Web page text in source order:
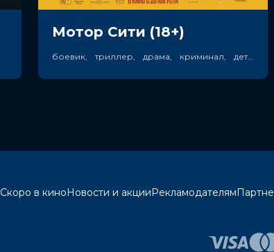
Мотор Сити (18+)
боевик, триллер, драма, криминал, детектив
Скоро в киноНовости и акцииРекламодателям